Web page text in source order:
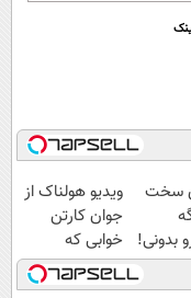
سخت
بدونی!
"
ویدیو هولناک از
جوان کارتن
خوابی که
میلیاردر شد.
آموزش رایگان